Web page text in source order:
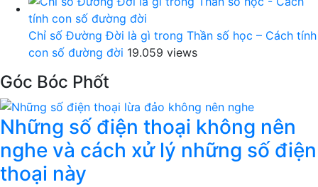
Chỉ số Đường Đời là gì trong Thần số học – Cách tính
con số đường đời 19.059 views
Góc Bóc Phốt
Những số điện thoại không nên
nghe và cách xử lý những số điện
thoại này